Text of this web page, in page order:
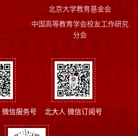
北京大学教育基金会
中国高等教育学会校友工作研究
分会
信服务号 北大人 微信订阅号